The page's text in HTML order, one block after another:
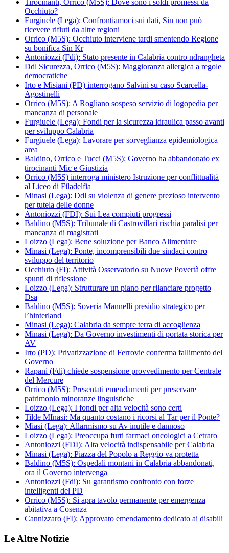
Tirocinanti, Orrico (M5S): Dove sono i soldi promessi da
Occhiuto?
Furgiuele (Lega): Confrontiamoci sui dati, Sin non può
ricevere rifiuti da altre regioni
Orrico (M5S): Occhiuto interviene tardi smentendo Regione
su bonifica Sin Kr
Antoniozzi (Fdi): Stato presente in Calabria contro ndrangheta
Ddl Sicurezza, Orrico (M5S): Maggioranza allergica a regole
democratiche
Irto e Misiani (PD) interrogano Salvini su caso Scarcella-
Agostinelli
Orrico (M5S): A Rogliano sospeso servizio di logopedia per
mancanza di personale
Furgiuele (Lega): Fondi per la sicurezza idraulica passo avanti
per sviluppo Calabria
Furgiuele (Lega): Lavorare per sorveglianza epidemiologica
area
Baldino, Orrico e Tucci (M5S): Governo ha abbandonato ex
tirocinanti Mic e Giustizia
Orrico (M5S) interroga ministero Istruzione per conflittualità
al Liceo di Filadelfia
Minasi (Lega): Ddl su violenza di genere prezioso intervento
per tutela delle donne
Antoniozzi (FDI): Sui Lea compiuti progressi
Baldino (M5S): Tribunale di Castrovillari rischia paralisi per
mancanza di magistrati
Loizzo (Lega): Bene soluzione per Banco Alimentare
Minasi (Lega): Ponte, incomprensibili due sindaci contro
sviluppo del territorio
Occhiuto (FI): Attività Osservatorio su Nuove Povertà offre
spunti di riflessione
Loizzo (Lega): Strutturare un piano per rilanciare progetto
Dsa
Baldino (M5S): Soveria Mannelli presidio strategico per
l’hinterland
Minasi (Lega): Calabria da sempre terra di accoglienza
Minasi (Lega): Da Governo investimenti di portata storica per
AV
Irto (PD): Privatizzazione di Ferrovie conferma fallimento del
Governo
Rapani (Fdi) chiede sospensione provvedimento per Centrale
del Mercure
Orrico (M5S): Presentati emendamenti per preservare
patrimonio minoranze linguistiche
Loizzo (Lega): I fondi per alta velocità sono certi
Tilde MInasi: Ma quanto costano i ricorsi al Tar per il Ponte?
Miasi (Lega): Allarmismo su Av inutile e dannoso
Loizzo (Lega): Preoccupa furti farmaci oncologici a Cetraro
Antoniozzi (FDI): Alta velocità indispensabile per Calabria
Minasi (Lega): Piazza del Popolo a Reggio va protetta
Baldino (M5S): Ospedali montani in Calabria abbandonati,
ora il Governo intervenga
Antoniozzi (Fdi): Su garantismo confronto con forze
intelligenti del PD
Orrico (M5S): Si apra tavolo permanente per emergenza
abitativa a Cosenza
Cannizzaro (FI): Approvato emendamento dedicato ai disabili
Le Altre Notizie